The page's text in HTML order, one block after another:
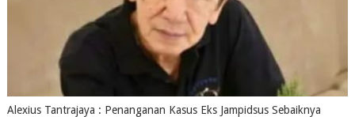
Alexius Tantrajaya : Penanganan Kasus Eks Jampidsus Sebaiknya